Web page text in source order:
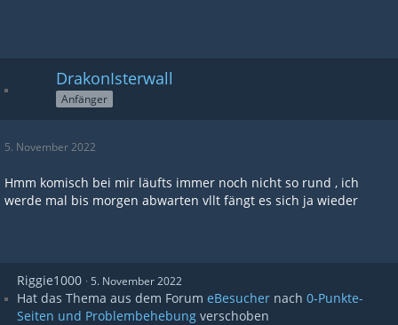
DrakonIsterwall
Anfänger
5. November 2022
Hmm komisch bei mir läufts immer noch nicht so rund , ich
werde mal bis morgen abwarten vllt fängt es sich ja wieder
Riggie1000 5. November 2022
Hat das Thema aus dem Forum eBesucher nach 0-Punkte-
Seiten und Problembehebung verschoben